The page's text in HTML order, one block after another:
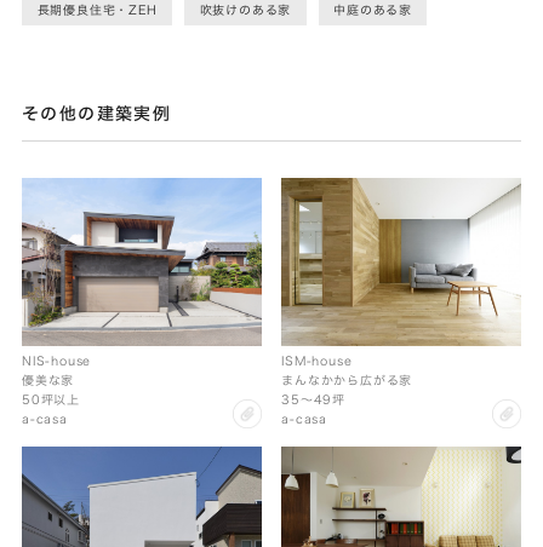
長期優良住宅・ZEH 吹抜けのある家 中庭のある家
その他の建築実例
NIS-house
優美な家
50坪以上
a-casa
ISM-house
まんなかから広がる家
35〜49坪
a-casa